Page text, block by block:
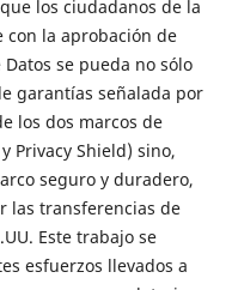
los ciudadanos de la
con la aprobación de
se pueda no sólo
garantías señalada por
los dos marcos de
Privacy Shield) sino,
seguro y duradero,
las transferencias de
Este trabajo se
esfuerzos llevados a